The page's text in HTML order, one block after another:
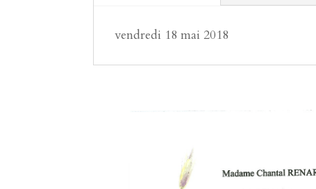
vendredi 18 mai 2018